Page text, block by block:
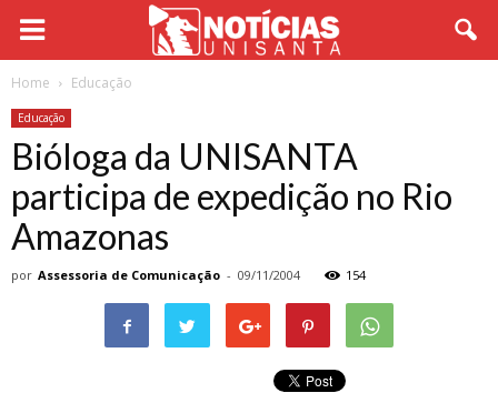
Home Educação
Educação
Bióloga da UNISANTA
participa de expedição no Rio
Amazonas
por Assessoria de Comunicação - 09/11/2004 154